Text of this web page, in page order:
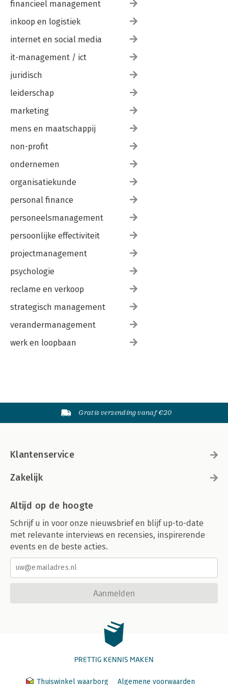
financieel management
inkoop en logistiek
internet en social media
it-management / ict
juridisch
leiderschap
marketing
mens en maatschappij
non-profit
ondernemen
organisatiekunde
personal finance
personeelsmanagement
persoonlijke effectiviteit
projectmanagement
psychologie
reclame en verkoop
strategisch management
verandermanagement
werk en loopbaan
Gratis verzending vanaf €20
Klantenservice
Zakelijk
Altijd op de hoogte
Schrijf u in voor onze nieuwsbrief en blijf up-to-date
met relevante interviews en recensies, inspirerende
events en de beste acties.
Aanmelden
PRETTIG KENNIS MAKEN
Thuiswinkel waarborg Algemene voorwaarden